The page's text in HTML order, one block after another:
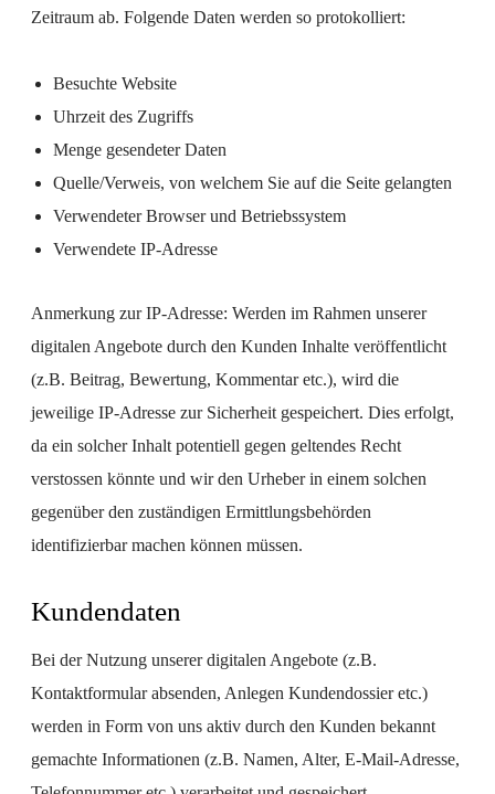
Zeitraum ab. Folgende Daten werden so protokolliert:
Besuchte Website
Uhrzeit des Zugriffs
Menge gesendeter Daten
Quelle/Verweis, von welchem Sie auf die Seite gelangten
Verwendeter Browser und Betriebssystem
Verwendete IP-Adresse
Anmerkung zur IP-Adresse: Werden im Rahmen unserer
digitalen Angebote durch den Kunden Inhalte veröffentlicht
(z.B. Beitrag, Bewertung, Kommentar etc.), wird die
jeweilige IP-Adresse zur Sicherheit gespeichert. Dies erfolgt,
da ein solcher Inhalt potentiell gegen geltendes Recht
verstossen könnte und wir den Urheber in einem solchen
gegenüber den zuständigen Ermittlungsbehörden
identifizierbar machen können müssen.
Kundendaten
Bei der Nutzung unserer digitalen Angebote (z.B.
Kontaktformular absenden, Anlegen Kundendossier etc.)
werden in Form von uns aktiv durch den Kunden bekannt
gemachte Informationen (z.B. Namen, Alter, E-Mail-Adresse,